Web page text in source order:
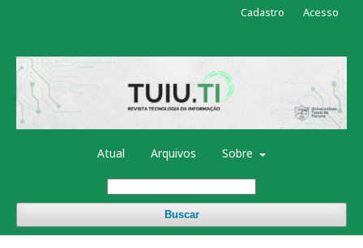
Atual Arquivos Sobre
Buscar
Cadastro Acesso